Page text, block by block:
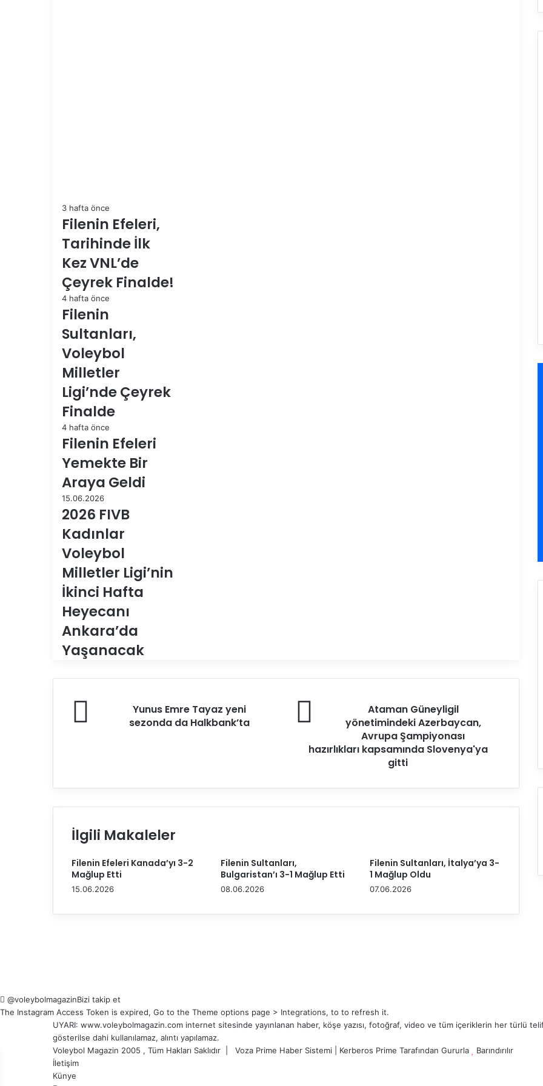
3 hafta önce
Filenin Efeleri,
Tarihinde İlk
Kez VNL’de
Çeyrek Finalde!
4 hafta önce
Filenin
Sultanları,
Voleybol
Milletler
Ligi’nde Çeyrek
Finalde
4 hafta önce
Filenin Efeleri
Yemekte Bir
Araya Geldi
15.06.2026
2026 FIVB
Kadınlar
Voleybol
Milletler Ligi’nin
İkinci Hafta
Heyecanı
Ankara’da
Yaşanacak
e
a
y
z
d
a
d
a
H
Yunus Emre Tayaz yeni
sezonda da Halkbank’ta
a
n
n
d
k
Ataman Güneyligil
yönetimindeki Azerbaycan,
Avrupa Şampiyonası
hazırlıkları kapsamında Slovenya'ya
gitti
İlgili Makaleler
Filenin Efeleri Kanada’yı 3-2
Mağlup Etti
15.06.2026
Filenin Sultanları,
Bulgaristan’ı 3-1 Mağlup Etti
08.06.2026
Filenin Sultanları, İtalya’ya 3-
1 Mağlup Oldu
07.06.2026
@voleybolmagazinBizi takip et
The Instagram Access Token is expired, Go to the Theme options page > Integrations, to to refresh it.
UYARI: www.voleybolmagazin.com internet sitesinde yayınlanan haber, köşe yazısı, fotoğraf, video ve tüm içeriklerin her türlü
gösterilse dahi kullanılamaz, alıntı yapılamaz.
Voleybol Magazin 2005 , Tüm Hakları Saklıdır | Voza Prime Haber Sistemi Kerberos Prime Tarafından Gururla
Barındırılır
İletişim
Künye